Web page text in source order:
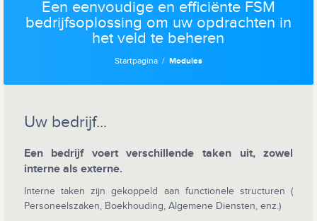
Een eenvoudige en efficiënte FSM
bedrijfsoplossing om uw opdrachten in
het veld te beheren
Startpagina Modules
Uw bedrijf...
Een bedrijf voert verschillende taken uit, zowel
interne als externe.
Interne taken zijn gekoppeld aan functionele structuren (
Personeelszaken, Boekhouding, Algemene Diensten, enz.)